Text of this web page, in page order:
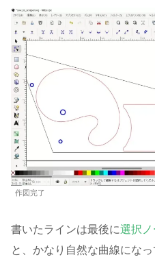
作図完了
書いたラインは最後に選択
と、かなり自然な曲線にな